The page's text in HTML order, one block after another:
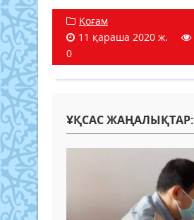
Қоғам
11 қараша 2020 ж.
0
ҰҚСАС ЖАҢАЛЫҚТАР: